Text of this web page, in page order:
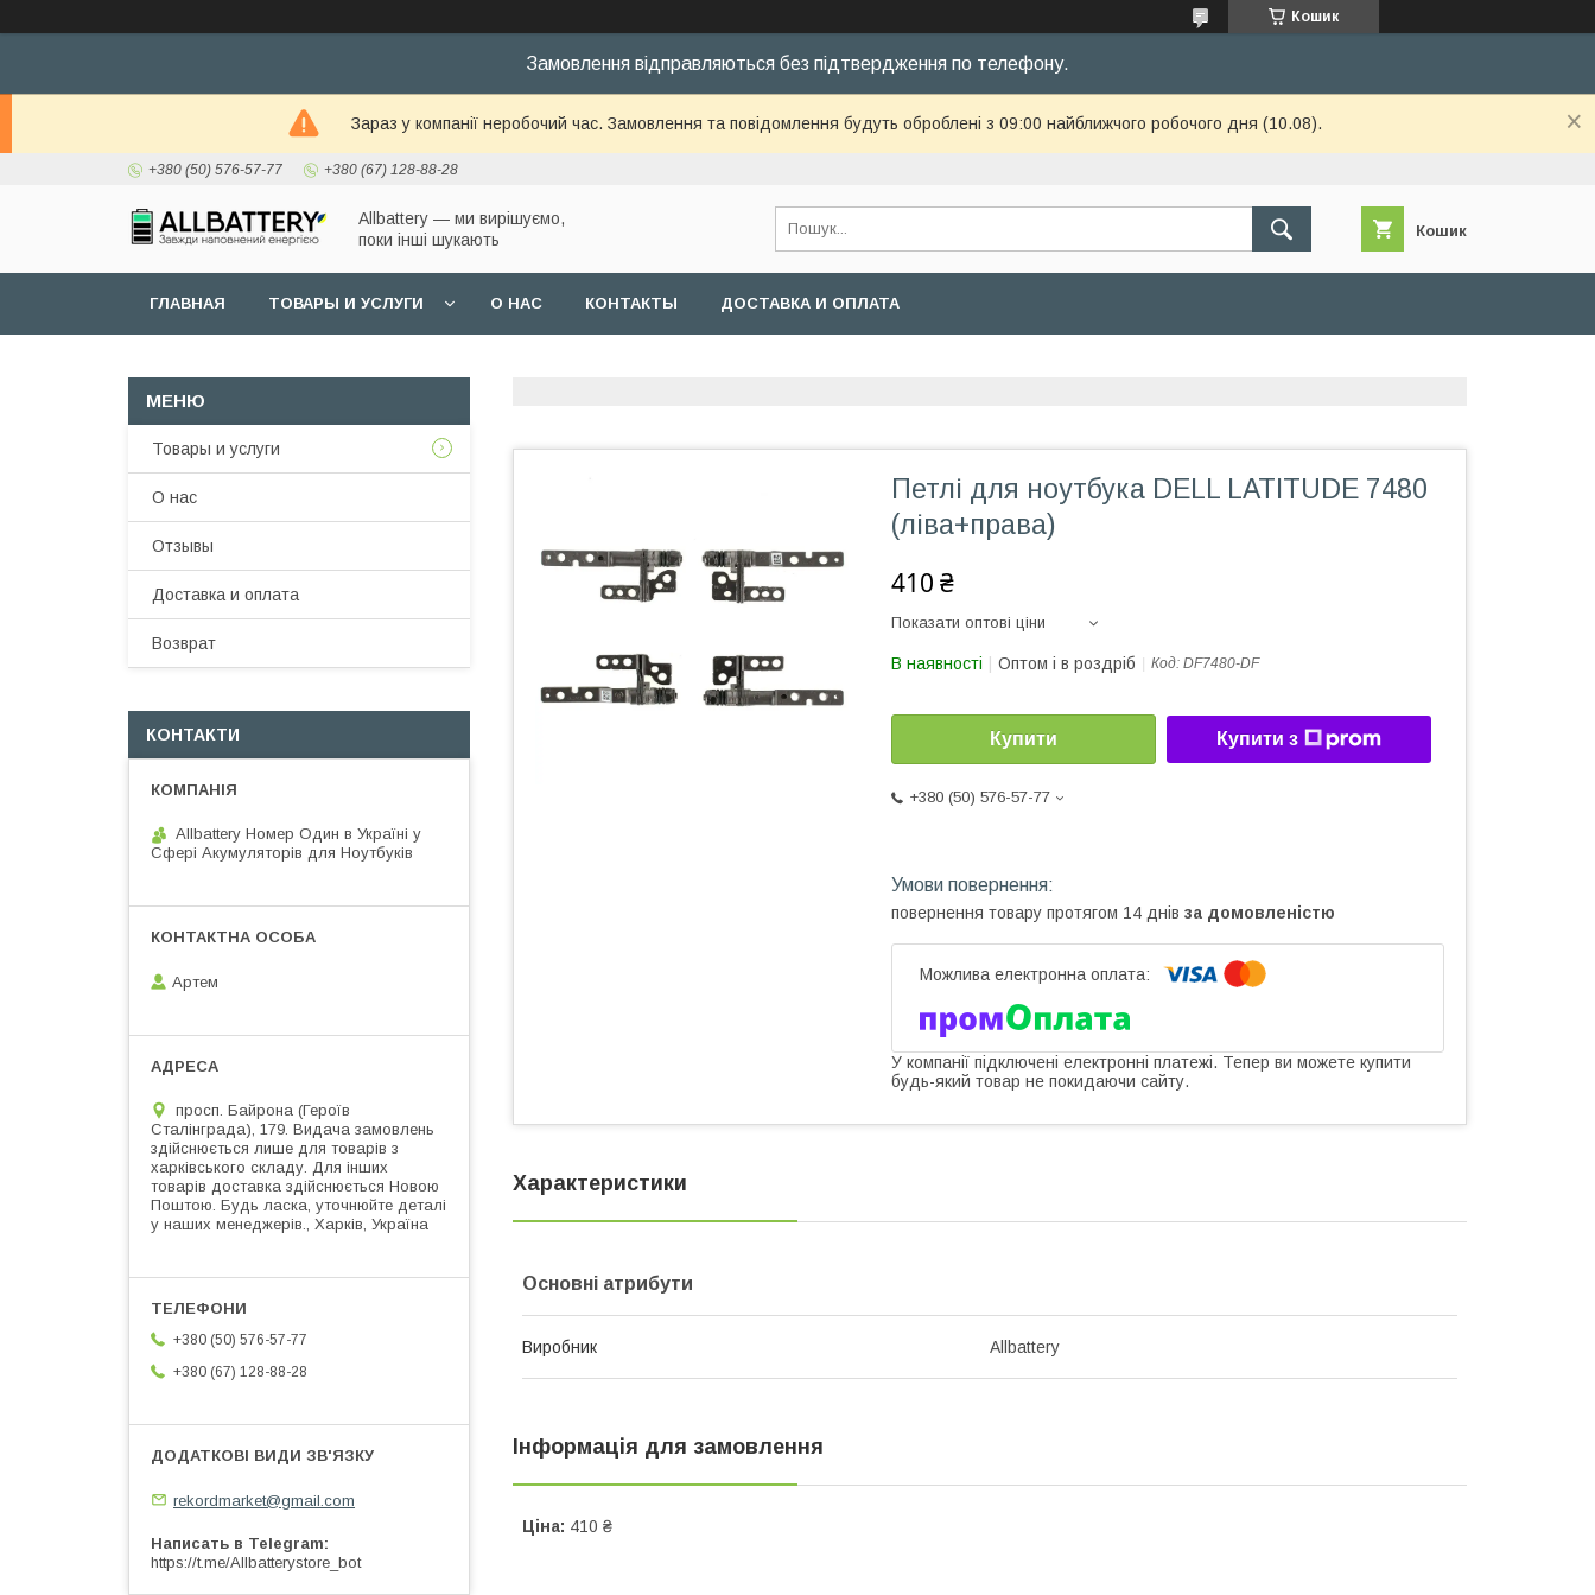
Кошик
Замовлення відправляються без підтвердження по телефону.
Зараз у компанії неробочий час. Замовлення та повідомлення будуть оброблені з 09:00 найближчого робочого дня (10.08).
+380 (50) 576-57-77 +380 (67) 128-88-28
Allbattery — ми вирішуємо,
поки інші шукають
Кошик
ГЛАВНАЯ ТОВАРЫ И УСЛУГИ О НАС КОНТАКТЫ ДОСТАВКА И ОПЛАТА
Петлі для ноутбука DELL LATITUDE 7480
(ліва+права)
410 ₴
Показати оптові ціни
В наявності Оптом і в роздріб Код: DF7480-DF
Купити Купити з
+380 (50) 576-57-77
повернення товару протягом 14 днів за домовленістю
У компанії підключені електронні платежі. Тепер ви можете купити
будь-який товар не покидаючи сайту.
Характеристики
Основні атрибути
Виробник Allbattery
Інформація для замовлення
Ціна: 410 ₴
Товары и услуги
О нас
Отзывы
Доставка и оплата
Возврат
КОНТАКТИ
Allbattery Номер Один в Україні у
Сфері Акумуляторів для Ноутбуків
Артем
просп. Байрона (Героїв
Сталінграда), 179. Видача замовлень
здійснюється лише для товарів з
харківського складу. Для інших
товарів доставка здійснюється Новою
Поштою. Будь ласка, уточнюйте деталі
у наших менеджерів., Харків, Україна
+380 (50) 576-57-77
+380 (67) 128-88-28
rekordmarket@gmail.com
Написать в Telegram
https://t.me/Allbatterystore_bot